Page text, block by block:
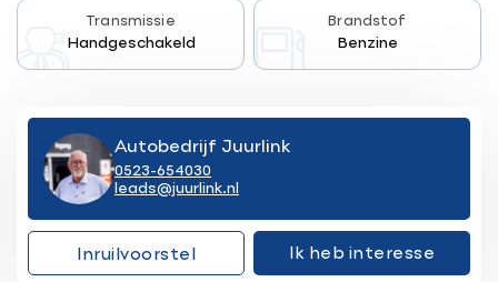
Transmissie
Handgeschakeld
Brandstof
Benzine
Autobedrijf Juurlink
0523-654030
leads@juurlink.nl
Inruilvoorstel Ik heb interesse